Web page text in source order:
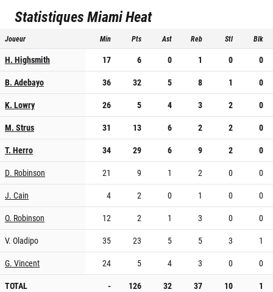
StatistiquesMiami Heat
Joueur Min Pts Ast Reb Stl Blk
H. Highsmith 17 6 0 1 0
0
B. Adebayo
36 32 5 8 1
0
K. Lowry
26 5 4 3 2
0
M. Strus
31 13 6 2 2
0
T. Herro
34 29 6 9 2
0
D. Robinson
21 9 1 2 0
0
J. Cain
4 2 0 1 0
0
O. Robinson
12 2 1 3 0
0
V. Oladipo
35 23 5 5 3
1
G. Vincent
24 5 4 3 0
0
TOTAL
- 126 32 37 10 1